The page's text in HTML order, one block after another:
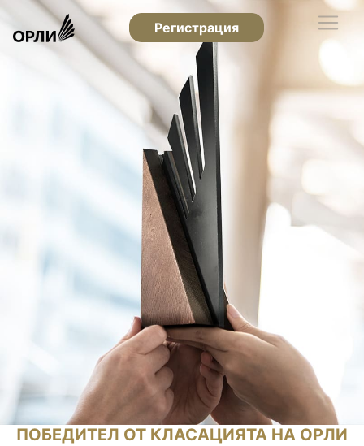
Регистрация
ПОБЕДИТЕЛ ОТ КЛАСАЦИЯТА НА ОРЛИ